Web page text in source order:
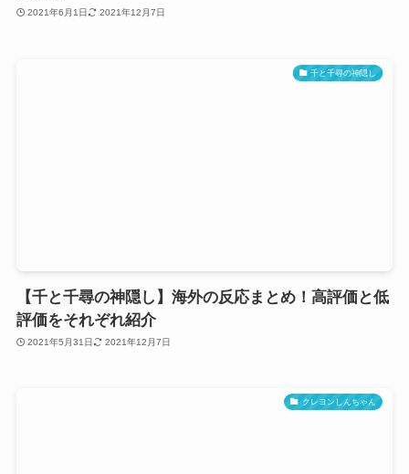
2021年6月1日 2021年12月7日
千と千尋の神隠し
【千と千尋の神隠し】海外の反応まとめ！高評価と低
評価をそれぞれ紹介
2021年5月31日 2021年12月7日
クレヨンしんちゃん